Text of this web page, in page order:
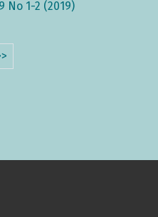
No 1-2 (2019)